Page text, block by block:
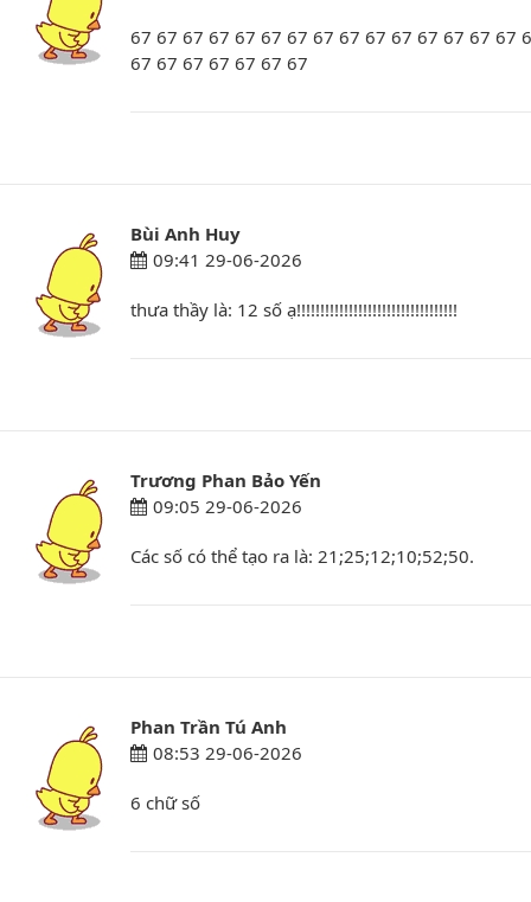
67 67 67 67 67 67 67 67 67 67 67 67 67 67 67
67 67 67 67 67 67 67
Bùi Anh Huy
09:41 29-06-2026
thưa thầy là: 12 số ạ!!!!!!!!!!!!!!!!!!!!!!!!!!!!!!!!!!
Trương Phan Bảo Yến
09:05 29-06-2026
Các số có thể tạo ra là: 21;25;12;10;52;50.
Phan Trần Tú Anh
08:53 29-06-2026
6 chữ số